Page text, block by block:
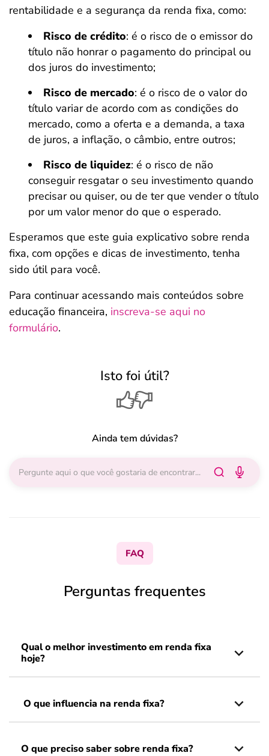
rentabilidade e a segurança da renda fixa, como:
Risco de crédito: é o risco de o emissor do
título não honrar o pagamento do principal ou
dos juros do investimento;
Risco de mercado: é o risco de o valor do
título variar de acordo com as condições do
mercado, como a oferta e a demanda, a taxa
de juros, a inflação, o câmbio, entre outros;
Risco de liquidez: é o risco de não
conseguir resgatar o seu investimento quando
precisar ou quiser, ou de ter que vender o título
por um valor menor do que o esperado.
Esperamos que este guia explicativo sobre renda
fixa, com opções e dicas de investimento, tenha
sido útil para você.
Para continuar acessando mais conteúdos sobre
educação financeira, inscreva-se aqui no
formulário.
Isto foi útil?
Ainda tem dúvidas?
FAQ
Perguntas frequentes
Qual o melhor investimento em renda fixa
hoje?
O que influencia na renda fixa?
O que preciso saber sobre renda fixa?